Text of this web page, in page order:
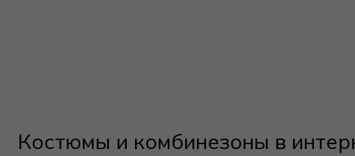
Костюмы и комбинезоны в